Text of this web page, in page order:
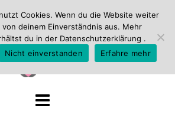
Cookies. Wenn du die Website weiter
deinem Einverständnis aus. Mehr
du in der Datenschutzerklärung .
Nicht einverstanden Erfahre mehr